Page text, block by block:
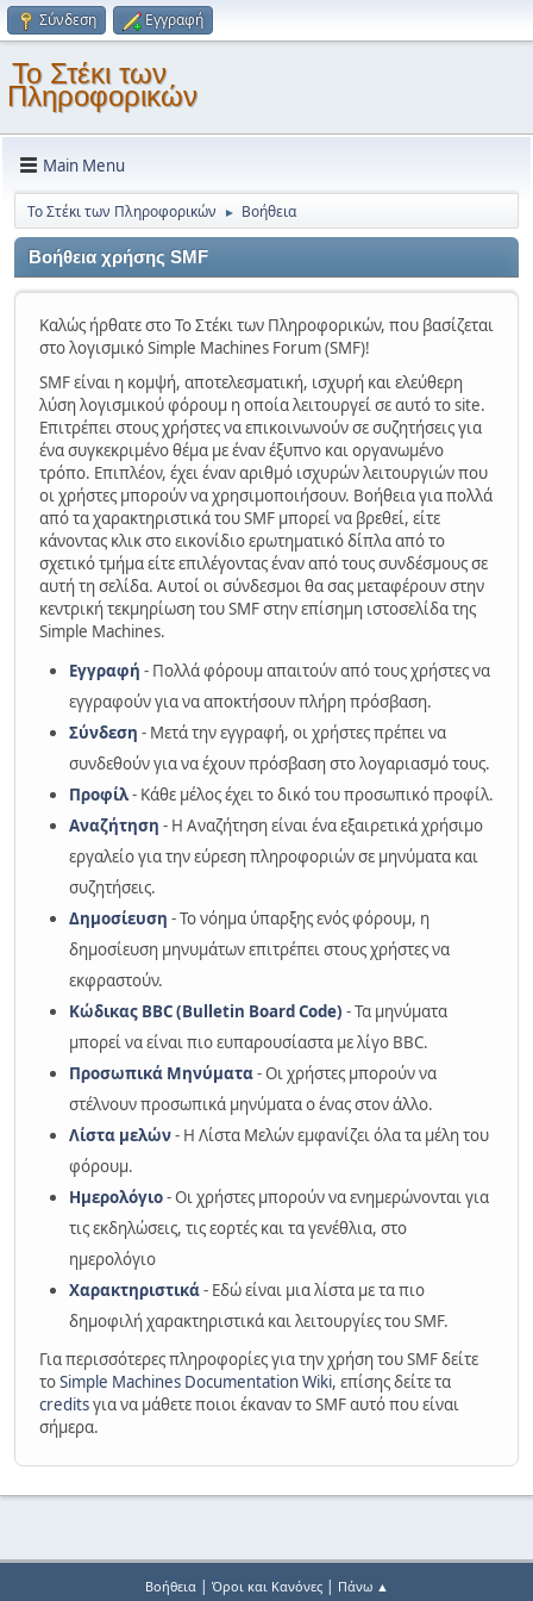
Σύνδεση Εγγραφή
Το Στέκι των
Πληροφορικών
Main Menu
Το Στέκι των Πληροφορικών ► Βοήθεια
Βοήθεια χρήσης SMF
Καλώς ήρθατε στο Το Στέκι των Πληροφορικών, που βασίζεται
στο λογισμικό Simple Machines Forum (SMF)!
SMF είναι η κομψή, αποτελεσματική, ισχυρή και ελεύθερη
λύση λογισμικού φόρουμ η οποία λειτουργεί σε αυτό το site.
Επιτρέπει στους χρήστες να επικοινωνούν σε συζητήσεις για
ένα συγκεκριμένο θέμα με έναν έξυπνο και οργανωμένο
τρόπο. Επιπλέον, έχει έναν αριθμό ισχυρών λειτουργιών που
οι χρήστες μπορούν να χρησιμοποιήσουν. Βοήθεια για πολλά
από τα χαρακτηριστικά του SMF μπορεί να βρεθεί, είτε
κάνοντας κλικ στο εικονίδιο ερωτηματικό δίπλα από το
σχετικό τμήμα είτε επιλέγοντας έναν από τους συνδέσμους σε
αυτή τη σελίδα. Αυτοί οι σύνδεσμοι θα σας μεταφέρουν στην
κεντρική τεκμηρίωση του SMF στην επίσημη ιστοσελίδα της
Simple Machines.
Εγγραφή - Πολλά φόρουμ απαιτούν από τους χρήστες να
εγγραφούν για να αποκτήσουν πλήρη πρόσβαση.
Σύνδεση - Μετά την εγγραφή, οι χρήστες πρέπει να
συνδεθούν για να έχουν πρόσβαση στο λογαριασμό τους.
Προφίλ- Κάθε μέλος έχει το δικό του προσωπικό προφίλ.
Αναζήτηση - Η Αναζήτηση είναι ένα εξαιρετικά χρήσιμο
εργαλείο για την εύρεση πληροφοριών σε μηνύματα και
συζητήσεις.
Δημοσίευση - Το νόημα ύπαρξης ενός φόρουμ, η
δημοσίευση μηνυμάτων επιτρέπει στους χρήστες να
εκφραστούν.
Κώδικας BBC (Bulletin Board Code) - Τα μηνύματα
μπορεί να είναι πιο ευπαρουσίαστα με λίγο BBC.
Προσωπικά Μηνύματα- Οι χρήστες μπορούν να
στέλνουν προσωπικά μηνύματα ο ένας στον άλλο.
Λίστα μελών- Η Λίστα Μελών εμφανίζει όλα τα μέλη του
φόρουμ.
Ημερολόγιο- Οι χρήστες μπορούν να ενημερώνονται για
τις εκδηλώσεις, τις εορτές και τα γενέθλια, στο
ημερολόγιο
Χαρακτηριστικά- Εδώ είναι μια λίστα με τα πιο
δημοφιλή χαρακτηριστικά και λειτουργίες του SMF.
Για περισσότερες πληροφορίες για την χρήση του SMF δείτε
τοSimple Machines Documentation Wiki, επίσης δείτε τα
creditsγια να μάθετε ποιοι έκαναν το SMF αυτό που είναι
σήμερα.
Βοήθεια| Όροι και Κανόνες| Πάνω ▲